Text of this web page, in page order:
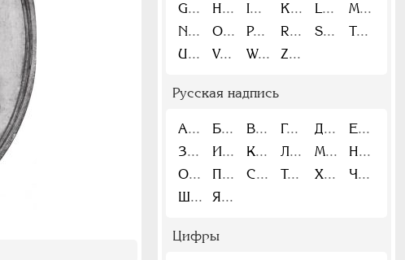
G
H I K L
M
N
O P R S
T
U
V W Z
Русская надпись
А Б В Г Д
Е
З
И К Л М
Н
О
П С Т Х
Ч
Ш
Я
Цифры